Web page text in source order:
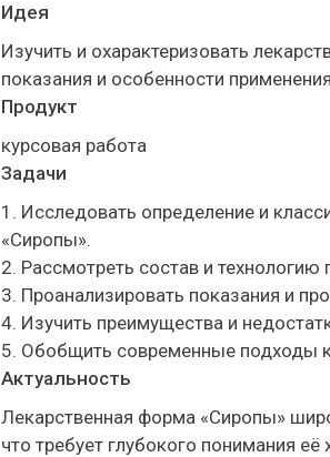
Идея
Изучить и охарактеризовать
показания и особенности
Продукт
курсовая работа
Задачи
1. Исследовать определение и
«Сиропы».
2. Рассмотреть состав и технологию
3. Проанализировать показания и
4. Изучить преимущества и
5. Обобщить современные подходы
Актуальность
Лекарственная форма «Сиропы»
что требует глубокого понимания